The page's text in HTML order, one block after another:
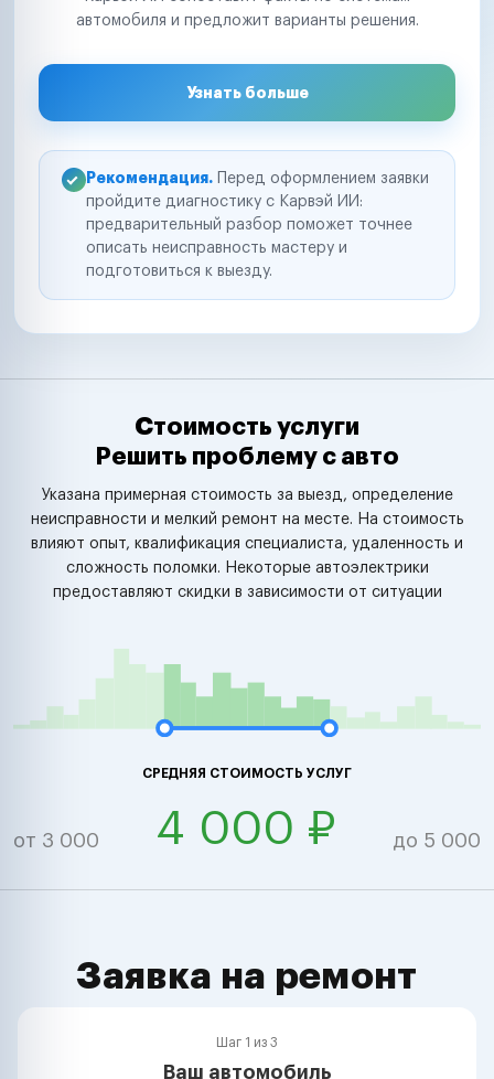
автомобиля и предложит варианты решения.
Узнать больше
Рекомендация. Перед оформлением заявки
пройдите диагностику с Карвэй ИИ:
предварительный разбор поможет точнее
описать неисправность мастеру и
подготовиться к выезду.
Стоимость услуги
Решить проблему с авто
Указана примерная стоимость за выезд, определение
неисправности и мелкий ремонт на месте. На стоимость
влияют опыт, квалификация специалиста, удаленность и
сложность поломки. Некоторые автоэлектрики
предоставляют скидки в зависимости от ситуации
СРЕДНЯЯ СТОИМОСТЬ УСЛУГ
от 3 000 4 000 ₽ до 5 000
Заявка на ремонт
Шаг 1 из 3
Ваш автомобиль